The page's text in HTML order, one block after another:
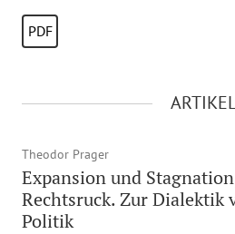
PDF
Theodor Prager
Expansion und
Rechtsruck. Zur Dialektik
Politik